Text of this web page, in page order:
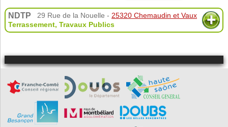
NDTP 29 Rue de la Nouelle - 25320 Chemaudin et Vaux
Terrassement, Travaux Publics